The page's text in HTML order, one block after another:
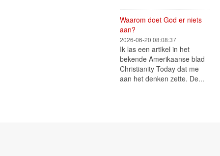
Waarom doet God er niets
aan?
2026-06-20 08:08:37
Ik las een artikel in het
bekende Amerikaanse blad
Christianity Today dat me
aan het denken zette. De...